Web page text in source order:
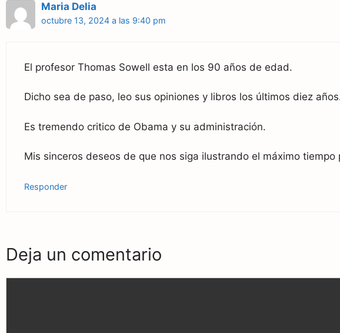
Maria Delia
octubre 13, 2024 a las 9:40 pm
El profesor Thomas Sowell esta en los 90 años de edad.
Dicho sea de paso, leo sus opiniones y libros los últimos diez
Es tremendo critico de Obama y su administración.
Mis sinceros deseos de que nos siga ilustrando el máximo tiempo
Responder
Deja un comentario